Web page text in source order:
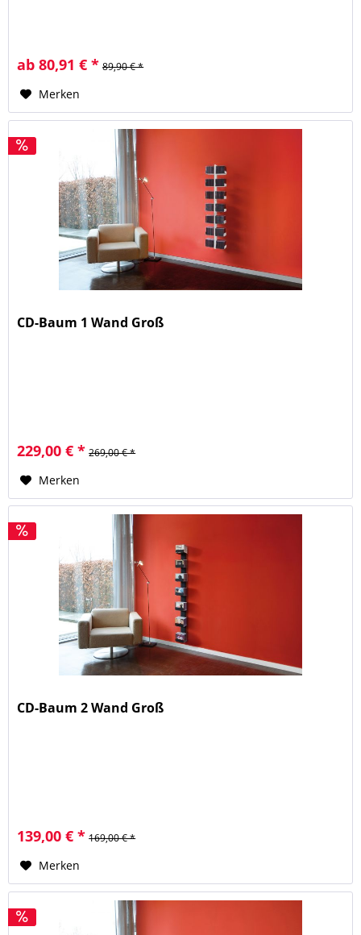
ab 80,91 € * 89,90 € *
Merken
CD-Baum 1 Wand Groß
229,00 € * 269,00 € *
Merken
CD-Baum 2 Wand Groß
139,00 € * 169,00 € *
Merken